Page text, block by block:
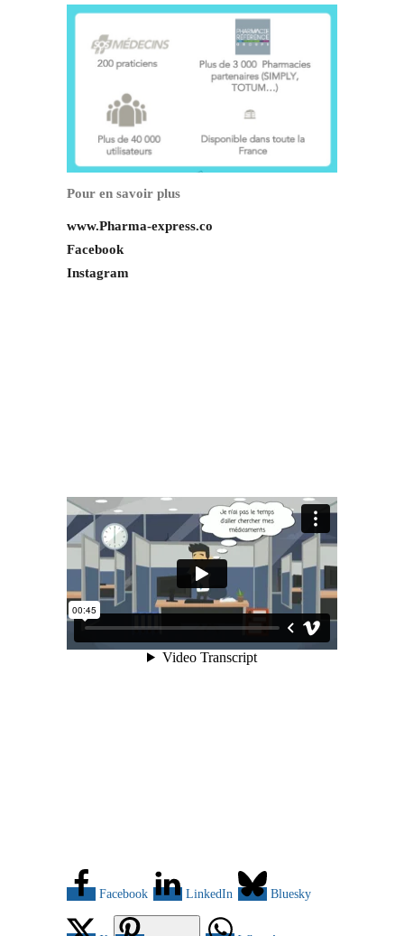
Pour en savoir plus
www.Pharma-express.co
Facebook
Instagram
Facebook LinkedIn Bluesky